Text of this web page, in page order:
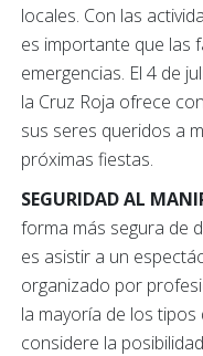
locales. Con las
es importante que las
emergencias. El 4 de
la Cruz Roja ofrece
sus seres queridos a
próximas fiestas.
SEGURIDAD AL
forma más segura de
es asistir a un
organizado por
la mayoría de los
considere la